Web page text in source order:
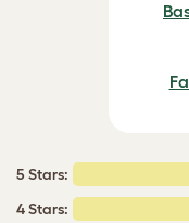
5 Stars:
4 Stars: